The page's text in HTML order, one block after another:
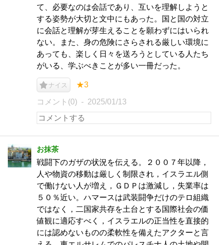
て、必要なのは会話であり、互いを理解しようと
する姿勢が大切と文中にもあった。国と国の対立
に会話と理解が芽生えることを願わずにはいられ
ない。また、身の危険にさらされる厳しい環境に
あっても、楽しく日々を送ろうとしている人たち
がいる、学ぶべきことが多い一冊だった。
ナイス ★3
コメント(0) 2025/01/13
お抹茶
戦闘下のガザの状況を伝える。２００７年以降，
人や物資の移動は厳しく制限され，イスラエル側
で働けない人が増え，ＧＤＰは激減し，失業率は
５０％近い。ハマースは武装闘争だけのテロ組織
ではなく，二国家共存を土台とする国際社会の価
値観に適応すべく，イスラエルの正当性を直接的
には認めないものの柔軟性を備えたアクターと言